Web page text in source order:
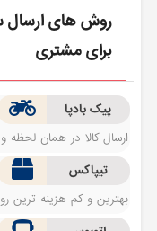
روش های ارسال
برای مشتری
پیک بادپا
ارسال کالا در همان لحظه
تیپاکس
بهترین و کم هزینه ترین